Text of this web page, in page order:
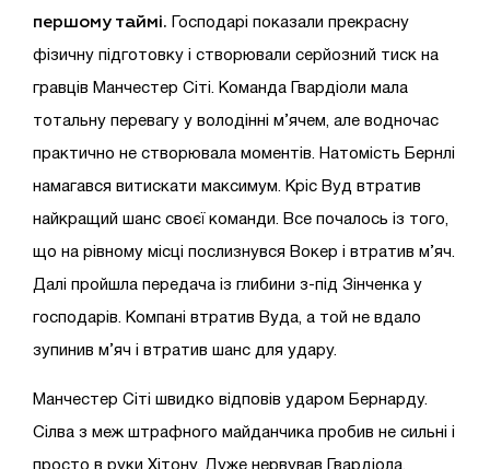
першому таймі. Господарі показали прекрасну
фізичну підготовку і створювали серйозний тиск на
гравців Манчестер Сіті. Команда Гвардіоли мала
тотальну перевагу у володінні м’ячем, але водночас
практично не створювала моментів. Натомість Бернлі
намагався витискати максимум. Кріс Вуд втратив
найкращий шанс своєї команди. Все почалось із того,
що на рівному місці послизнувся Вокер і втратив м’яч.
Далі пройшла передача із глибини з-під Зінченка у
господарів. Компані втратив Вуда, а той не вдало
зупинив м’яч і втратив шанс для удару.
Манчестер Сіті швидко відповів ударом Бернарду.
Сілва з меж штрафного майданчика пробив не сильні і
просто в руки Хітону. Дуже нервував Гвардіола.